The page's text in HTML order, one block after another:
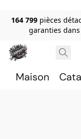
164 799 pièces
garanties
Maison